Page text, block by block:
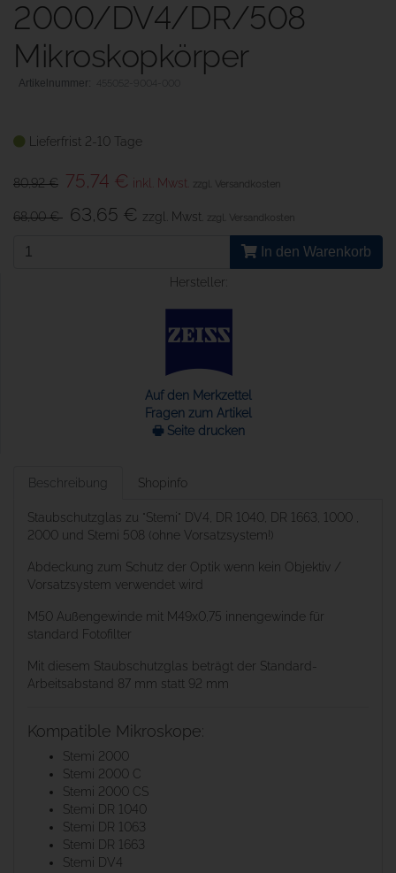
2000/DV4/DR/508
Mikroskopkörper
Lieferfrist 2-10 Tage
80,92 € 75,74 € inkl. Mwst. zzgl. Versandkosten
68,00 € 63,65 € zzgl. Mwst. zzgl. Versandkosten
In den Warenkorb
Hersteller:
Auf den Merkzettel
Fragen zum Artikel
🖶 Seite drucken
Beschreibung Shopinfo
Staubschutzglas zu "Stemi" DV4, DR 1040, DR 1663, 1000 ,
2000 und Stemi 508 (ohne Vorsatzsystem!)
Abdeckung zum Schutz der Optik wenn kein Objektiv /
Vorsatzsystem verwendet wird
M50 Außengewinde mit M49x0,75 innengewinde für
standard Fotofilter
Mit diesem Staubschutzglas beträgt der Standard-
Arbeitsabstand 87 mm statt 92 mm
Kompatible Mikroskope:
Stemi 2000
Stemi 2000 C
Stemi 2000 CS
Stemi DR 1040
Stemi DR 1063
Stemi DR 1663
Stemi DV4